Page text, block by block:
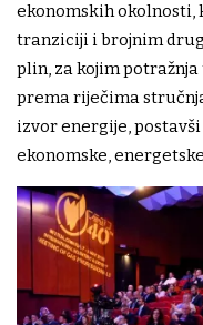
ekonomskih okolnosti,
tranziciji i brojnim
plin, za kojim potražnja
prema riječima
izvor energije,
ekonomske,